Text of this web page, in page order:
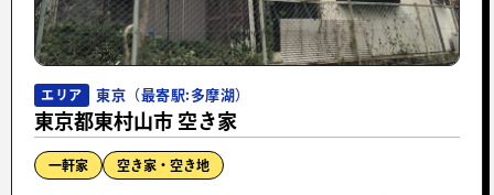
エリア 東京（最寄駅:多摩湖）
東京都東村山市 空き家
一軒家 空き家・空き地